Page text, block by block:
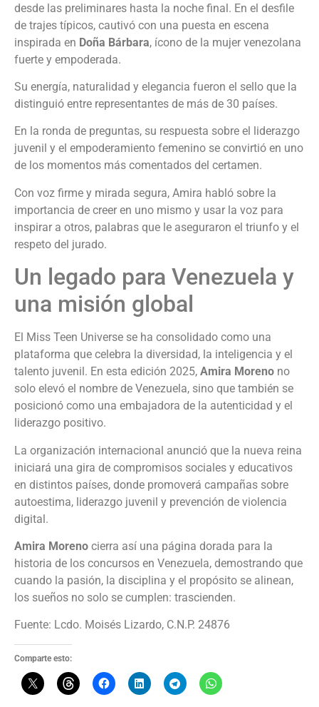
desde las preliminares hasta la noche final. En el desfile
de trajes típicos, cautivó con una puesta en escena
inspirada en Doña Bárbara, ícono de la mujer venezolana
fuerte y empoderada.
Su energía, naturalidad y elegancia fueron el sello que la
distinguió entre representantes de más de 30 países.
En la ronda de preguntas, su respuesta sobre el liderazgo
juvenil y el empoderamiento femenino se convirtió en uno
de los momentos más comentados del certamen.
Con voz firme y mirada segura, Amira habló sobre la
importancia de creer en uno mismo y usar la voz para
inspirar a otros, palabras que le aseguraron el triunfo y el
respeto del jurado.
Un legado para Venezuela y
una misión global
El Miss Teen Universe se ha consolidado como una
plataforma que celebra la diversidad, la inteligencia y el
talento juvenil. En esta edición 2025, Amira Moreno no
solo elevó el nombre de Venezuela, sino que también se
posicionó como una embajadora de la autenticidad y el
liderazgo positivo.
La organización internacional anunció que la nueva reina
iniciará una gira de compromisos sociales y educativos
en distintos países, donde promoverá campañas sobre
autoestima, liderazgo juvenil y prevención de violencia
digital.
Amira Moreno cierra así una página dorada para la
historia de los concursos en Venezuela, demostrando que
cuando la pasión, la disciplina y el propósito se alinean,
los sueños no solo se cumplen: trascienden.
Fuente: Lcdo. Moisés Lizardo, C.N.P. 24876
Comparte esto: